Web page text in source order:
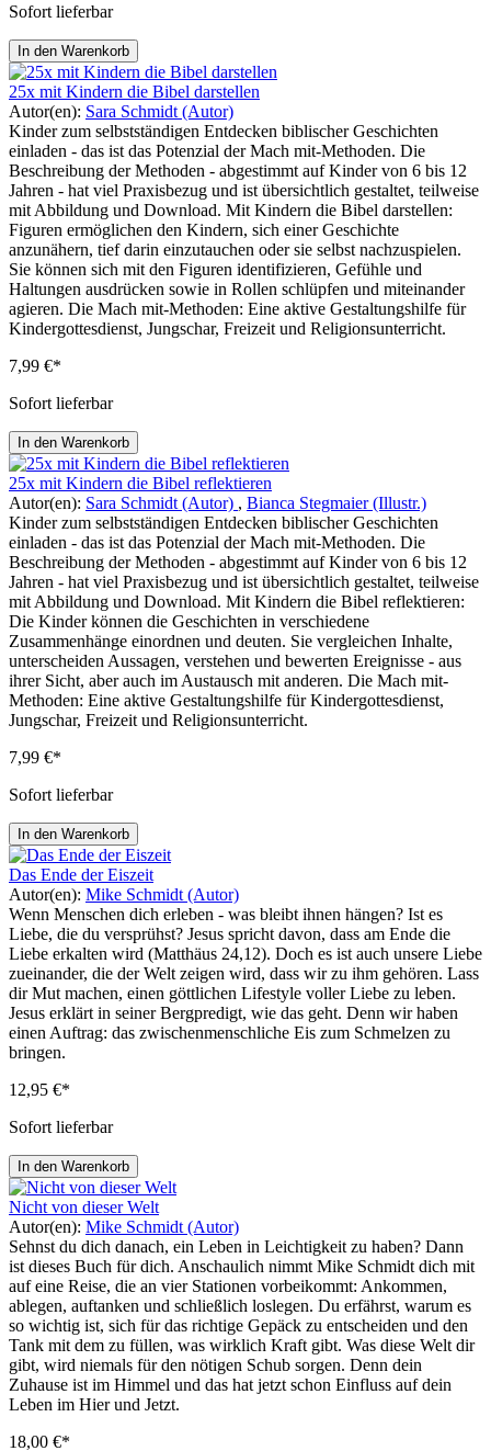
Sofort lieferbar
In den Warenkorb
25x mit Kindern die Bibel darstellen
Autor(en): Sara Schmidt (Autor)
Kinder zum selbstständigen Entdecken biblischer Geschichten
einladen - das ist das Potenzial der Mach mit-Methoden. Die
Beschreibung der Methoden - abgestimmt auf Kinder von 6 bis 12
Jahren - hat viel Praxisbezug und ist übersichtlich gestaltet, teilweise
mit Abbildung und Download. Mit Kindern die Bibel darstellen:
Figuren ermöglichen den Kindern, sich einer Geschichte
anzunähern, tief darin einzutauchen oder sie selbst nachzuspielen.
Sie können sich mit den Figuren identifizieren, Gefühle und
Haltungen ausdrücken sowie in Rollen schlüpfen und miteinander
agieren. Die Mach mit-Methoden: Eine aktive Gestaltungshilfe für
Kindergottesdienst, Jungschar, Freizeit und Religionsunterricht.
7,99 €*
Sofort lieferbar
In den Warenkorb
25x mit Kindern die Bibel reflektieren
Autor(en): Sara Schmidt (Autor) , Bianca Stegmaier (Illustr.)
Kinder zum selbstständigen Entdecken biblischer Geschichten
einladen - das ist das Potenzial der Mach mit-Methoden. Die
Beschreibung der Methoden - abgestimmt auf Kinder von 6 bis 12
Jahren - hat viel Praxisbezug und ist übersichtlich gestaltet, teilweise
mit Abbildung und Download. Mit Kindern die Bibel reflektieren:
Die Kinder können die Geschichten in verschiedene
Zusammenhänge einordnen und deuten. Sie vergleichen Inhalte,
unterscheiden Aussagen, verstehen und bewerten Ereignisse - aus
ihrer Sicht, aber auch im Austausch mit anderen. Die Mach mit-
Methoden: Eine aktive Gestaltungshilfe für Kindergottesdienst,
Jungschar, Freizeit und Religionsunterricht.
7,99 €*
Sofort lieferbar
In den Warenkorb
Das Ende der Eiszeit
Autor(en): Mike Schmidt (Autor)
Wenn Menschen dich erleben - was bleibt ihnen hängen? Ist es
Liebe, die du versprühst? Jesus spricht davon, dass am Ende die
Liebe erkalten wird (Matthäus 24,12). Doch es ist auch unsere Liebe
zueinander, die der Welt zeigen wird, dass wir zu ihm gehören. Lass
dir Mut machen, einen göttlichen Lifestyle voller Liebe zu leben.
Jesus erklärt in seiner Bergpredigt, wie das geht. Denn wir haben
einen Auftrag: das zwischenmenschliche Eis zum Schmelzen zu
bringen.
12,95 €*
Sofort lieferbar
In den Warenkorb
Nicht von dieser Welt
Autor(en): Mike Schmidt (Autor)
Sehnst du dich danach, ein Leben in Leichtigkeit zu haben? Dann
ist dieses Buch für dich. Anschaulich nimmt Mike Schmidt dich mit
auf eine Reise, die an vier Stationen vorbeikommt: Ankommen,
ablegen, auftanken und schließlich loslegen. Du erfährst, warum es
so wichtig ist, sich für das richtige Gepäck zu entscheiden und den
Tank mit dem zu füllen, was wirklich Kraft gibt. Was diese Welt dir
gibt, wird niemals für den nötigen Schub sorgen. Denn dein
Zuhause ist im Himmel und das hat jetzt schon Einfluss auf dein
Leben im Hier und Jetzt.
18,00 €*